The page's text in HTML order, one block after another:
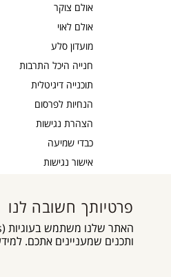
אולם צוקר
אולם לאוי
מועדון סלע
חנייה היכל התרבות
תוכנייה דיגיטלית
הנחיות לפרסום
הצהרת נגישות
כבדי שמיעה
אישור נגישות
מפת אתר
גלילה
לראש
פרטיותך חשובה לנו
ותכנים שמעניינים אתכם.